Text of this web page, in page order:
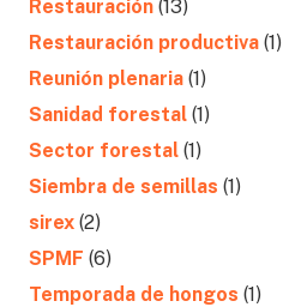
Restauración (13)
Restauración productiva (1)
Reunión plenaria (1)
Sanidad forestal (1)
Sector forestal (1)
Siembra de semillas (1)
sirex (2)
SPMF (6)
Temporada de hongos (1)